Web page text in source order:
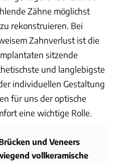
Zähne möglichst
rekonstruieren. Bei
Zahnverlust ist die
sitzende
und langlebigste
individuellen Gestaltung
für uns der optische
eine wichtige Rolle.
und Veneers
vollkeramische